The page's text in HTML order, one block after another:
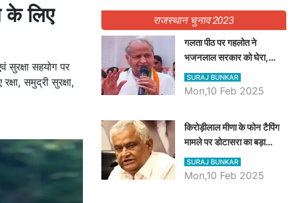
के लिए
सहयोग पर
समुद्री सुरक्षा,
राजस्थान चुनाव 2023
गलता पीठ पर गहलोत ने
भजनलाल सरकार को घेरा,
Video में देखें अब तक बड़ी
खबरें
SURAJ BUNKAR
Mon,10 Feb 2025
किरोड़ीलाल मीणा के फोन टैपिंग
मामले पर डोटासरा का बड़ा
आरोप, वीडियो में देखें AZ बड़ी
खबरें
SURAJ BUNKAR
Mon,10 Feb 2025